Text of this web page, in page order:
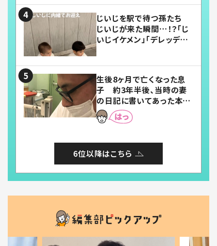
じいじを駅で待つ孫たち
じいじが来た瞬間…！？「じ
いじイケメン」「デレッデレ」
生後8ヶ月で亡くなった息
子 約3年半後、当時の妻
の日記に書いてあった本音
とは
6位以降はこちら